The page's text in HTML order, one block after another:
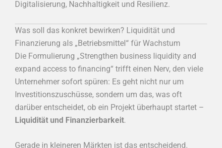
Digitalisierung, Nachhaltigkeit und Resilienz.
Was soll das konkret bewirken? Liquidität und
Finanzierung als „Betriebsmittel“ für Wachstum
Die Formulierung „Strengthen business liquidity and
expand access to financing“ trifft einen Nerv, den viele
Unternehmer sofort spüren: Es geht nicht nur um
Investitionszuschüsse, sondern um das, was oft
darüber entscheidet, ob ein Projekt überhaupt startet –
Liquidität und Finanzierbarkeit.
Gerade in kleineren Märkten ist das entscheidend.